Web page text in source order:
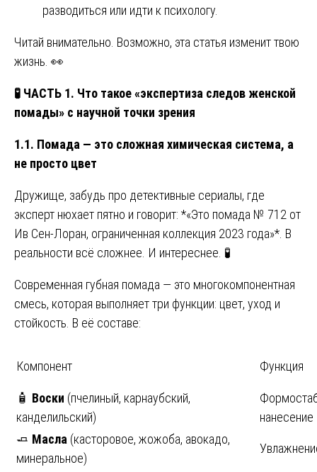
разводиться или идти к психологу.
Читай внимательно. Возможно, эта статья изменит твою
жизнь. 👀
🧪 ЧАСТЬ 1. Что такое «экспертиза следов женской
помады» с научной точки зрения
1.1. Помада — это сложная химическая система, а
не просто цвет
Дружище, забудь про детективные сериалы, где
эксперт нюхает пятно и говорит: *«Это помада № 712 от
Ив Сен-Лоран, ограниченная коллекция 2023 года»*. В
реальности всё сложнее. И интереснее. 🧪
Современная губная помада — это многокомпонентная
смесь, которая выполняет три функции: цвет, уход и
стойкость. В её составе:
Компонент Функция
🧴 Воски (пчелиный, карнаубский,
канделильский)
нанесение
🧈 Масла (касторовое, жожоба, авокадо,
минеральное)